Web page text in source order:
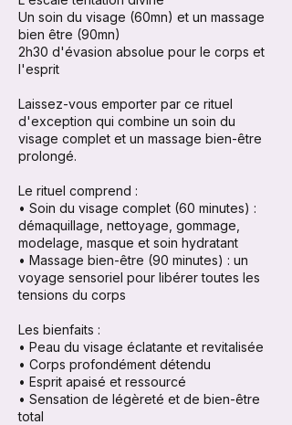
Un soin du visage (60mn) et un massage
bien être (90mn)
2h30 d'évasion absolue pour le corps et
l'esprit
Laissez-vous emporter par ce rituel
d'exception qui combine un soin du
visage complet et un massage bien-être
prolongé.
Le rituel comprend :
• Soin du visage complet (60 minutes) :
démaquillage, nettoyage, gommage,
modelage, masque et soin hydratant
• Massage bien-être (90 minutes) : un
voyage sensoriel pour libérer toutes les
tensions du corps
Les bienfaits :
• Peau du visage éclatante et revitalisée
• Corps profondément détendu
• Esprit apaisé et ressourcé
• Sensation de légèreté et de bien-être
total